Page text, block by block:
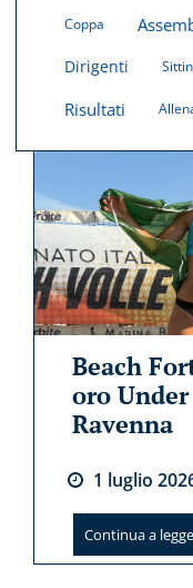
Coppa
Dirigenti
Risultati
Beach
oro
Ravenna
1 luglio
Continua a